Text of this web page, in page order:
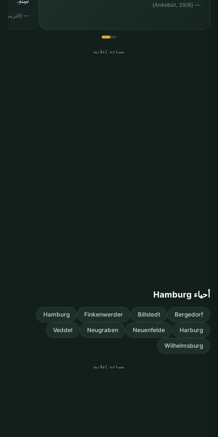
— (Ankebût, 29/8)
— (الترمذي,
مساحة إعلانية
أحياء Hamburg
Bergedorf
Billstedt
Finkenwerder
Hamburg
Harburg
Neuenfelde
Neugraben
Veddel
Wilhelmsburg
مساحة إعلانية